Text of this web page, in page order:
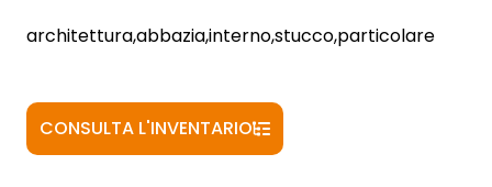
architettura,abbazia,interno,stucco,particolare
CONSULTA L'INVENTARIO